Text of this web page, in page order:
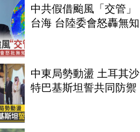
中共假借颱風「交管」
台海 台陸委會怒轟無知
中東局勢動盪 土耳其沙
特巴基斯坦誓共同防禦